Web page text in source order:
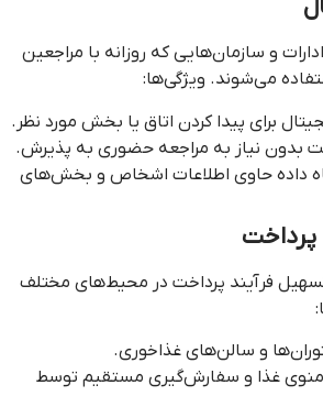
و سازمان‌هایی که روزانه با مراجعین
می‌شوند. ویژگی‌ها:
برای پیدا کردن اتاق یا بخش مورد نظر.
بدون نیاز به مراجعه حضوری به پذیرش.
داده حاوی اطلاعات اشخاص و بخش‌های
فرآیند پرداخت در محیط‌های مختلف
و سالن‌های غذاخوری.
غذا و سفارش‌گیری مستقیم توسط